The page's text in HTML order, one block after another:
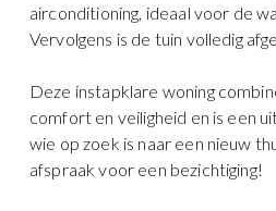
airconditioning, ideaal voor de
Vervolgens is de tuin volledig
Deze instapklare woning
comfort en veiligheid en is een
wie op zoek is naar een nieuw
afspraak voor een bezichtiging!